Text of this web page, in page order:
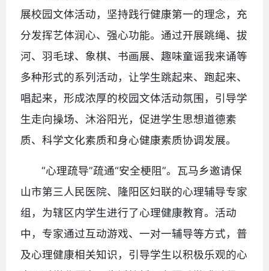
展校园文体活动，坚持践行健康第一的理念，充
分发挥艺体润心、强心功能。通过开展跳绳、拔
河、羽毛球、象棋、书画展、趣味童谣我来诵等
多种形式的系列活动，让学生跳起来、跑起来、
唱起来，形成浓厚的校园文体活动氛围，引导学
生走向操场、沐浴阳光，促进学生思想道德素
质、科学文化素质和身心健康素质协调发展。
“心理疏导”疏通“安全梗阻”。瓦马乡邀请保
山市第三人民医院、隆阳区妇联的心理辅导专家
组，为辖区内学生进行了心理健康教育。活动
中，专家通过互动游戏、一对一辅导等方式，普
及心理健康相关知识，引导学生以积极乐观的心